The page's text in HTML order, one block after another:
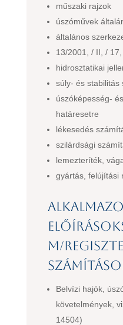
műszaki rajzok
úszóművek
általános
13/2001, / II, /
hidrosztatikai
súly- és stabilitás
úszóképesség-
határesetre
lékesedés
szilárdsági
lemezteríték,
gyártás, felújítási
előírások
m/
Belvízi hajók,
követelmények,
14504)